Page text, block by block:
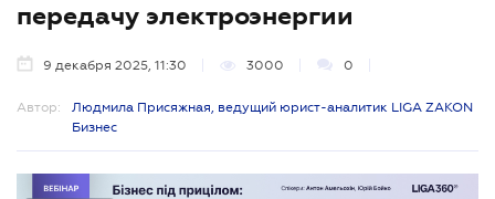
передачу электроэнергии
9 декабря 2025, 11:30 3000 0
Автор:
Людмила Присяжная, ведущий юрист-аналитик LIGA ZAKON
Бизнес